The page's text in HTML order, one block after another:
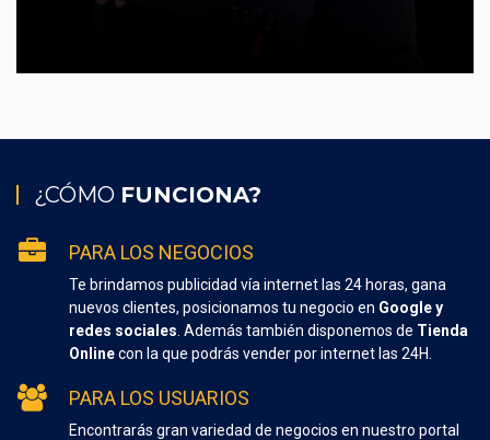
¿CÓMO FUNCIONA?
PARA LOS NEGOCIOS
Te brindamos publicidad vía internet las 24 horas, gana
nuevos clientes, posicionamos tu negocio en Google y
redes sociales . Además también disponemos de Tienda
Onlinecon la que podrás vender por internet las 24H.
PARA LOS USUARIOS
Encontrarás gran variedad de negocios en nuestro portal